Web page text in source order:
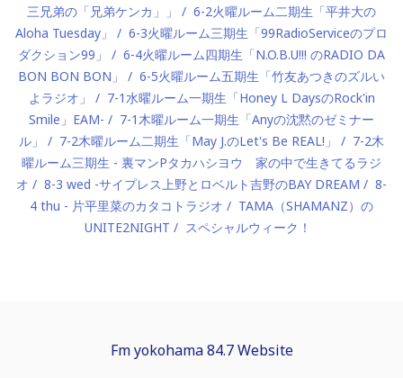
三兄弟の「兄弟ケンカ」」
6-2火曜ルーム二期生「平井大の
Aloha Tuesday」
6-3火曜ルーム三期生「99RadioServiceのプロ
ダクション99」
6-4火曜ルーム四期生「N.O.B.U!!! のRADIO DA
BON BON BON」
6-5火曜ルーム五期生「竹友あつきのズルい
よラジオ」
7-1水曜ルーム一期生「Honey L DaysのRock'in
Smile」EAM-
7-1木曜ルーム一期生「Anyの沈黙のゼミナー
ル」
7-2木曜ルーム二期生「May J.のLet's Be REAL!」
7-2木
曜ルーム三期生 - 裏マンPタカハシヨウ 家の中で生きてるラジ
オ
8-3 wed -サイプレス上野とロベルト吉野のBAY DREAM
8-
4 thu - 片平里菜のカタコトラジオ
TAMA（SHAMANZ）の
UNITE2NIGHT
スペシャルウィーク！
Fm yokohama 84.7 Website